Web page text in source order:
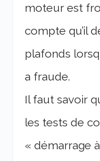
moteur est
compte qu’il
plafonds
a fraude.
Il faut savoir
les tests de
« démarrage